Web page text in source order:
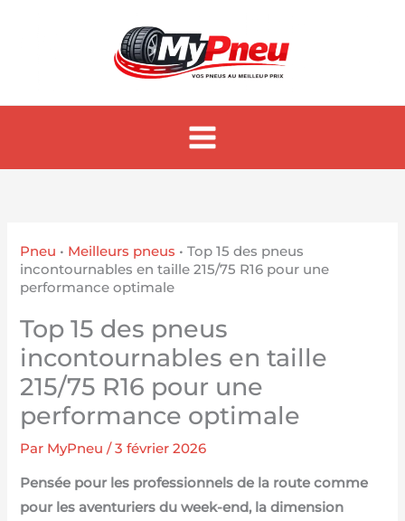
Pneu • Meilleurs pneus •Top 15 des pneus
incontournables en taille 215/75 R16 pour une
performance optimale
Top 15 des pneus
incontournables en taille
215/75 R16 pour une
performance optimale
Par MyPneu/3 février 2026
Pensée pour les professionnels de la route comme
pour les aventuriers du week-end, la dimension